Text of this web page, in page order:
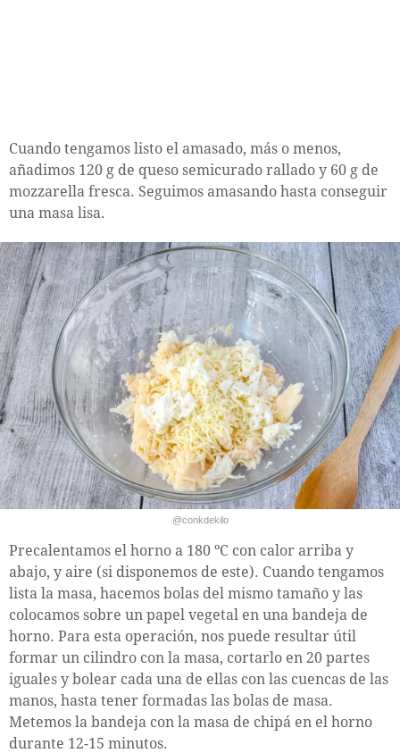
Cuando tengamos listo el amasado, más o menos,
añadimos 120 g de queso semicurado rallado y 60 g de
mozzarella fresca. Seguimos amasando hasta conseguir
una masa lisa.
@conkdekilo
Precalentamos el horno a 180 ºC con calor arriba y
abajo, y aire (si disponemos de este). Cuando tengamos
lista la masa, hacemos bolas del mismo tamaño y las
colocamos sobre un papel vegetal en una bandeja de
horno. Para esta operación, nos puede resultar útil
formar un cilindro con la masa, cortarlo en 20 partes
iguales y bolear cada una de ellas con las cuencas de las
manos, hasta tener formadas las bolas de masa.
Metemos la bandeja con la masa de chipá en el horno
durante 12-15 minutos.